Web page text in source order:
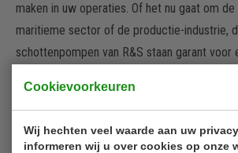
Cookievoorkeuren
Wij hechten veel waarde aan uw
informeren wij u over cookies op onze
maken in uw operaties. Of het nu gaat om
maritieme sector of de productie-industrie,
schottenpompen van R&S staan garant voor
motoren. Ze zijn specifiek ontworpen om
van energieverlies en een maximale